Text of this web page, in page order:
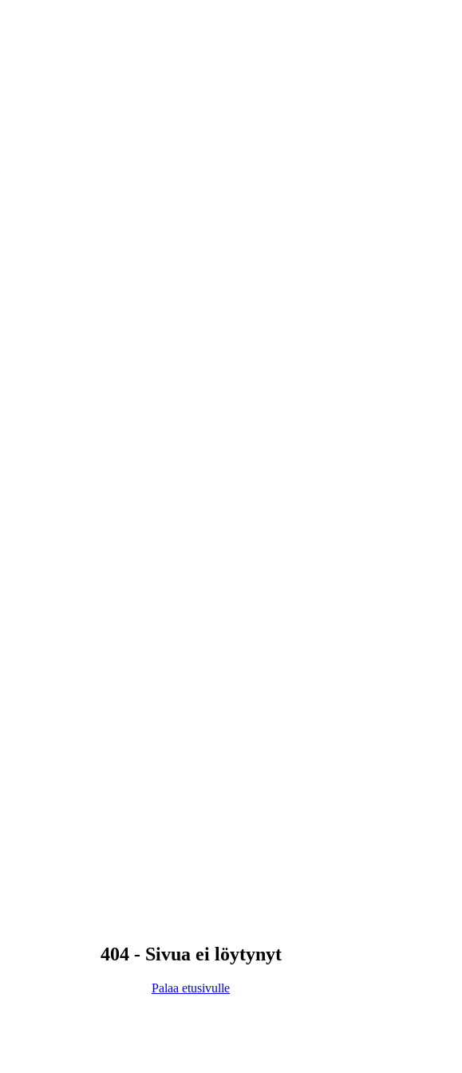
404 - Sivua ei löytynyt
Palaa etusivulle